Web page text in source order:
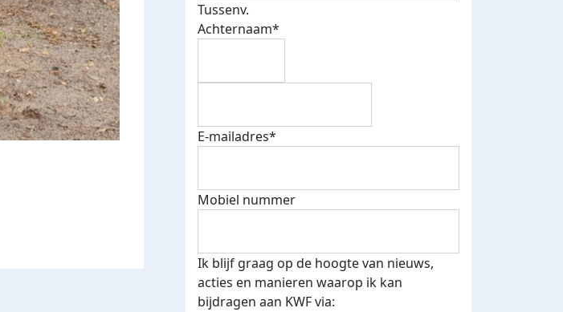
Tussenv.
Achternaam*
E-mailadres*
Mobiel nummer
Ik blijf graag op de hoogte van nieuws,
acties en manieren waarop ik kan
bijdragen aan KWF via: